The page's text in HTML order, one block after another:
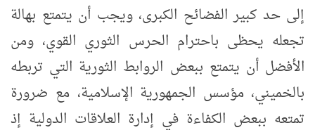
إلى حد كبير الفضائح الكبرى، ويجب أن يتمتع بهالة
تجعله يحظى باحترام الحرس الثوري القوي، ومن
الأفضل أن يتمتع ببعض الروابط الثورية التي تربطه
بالخميني، مؤسس الجمهورية الإسلامية، مع ضرورة
تمتعه ببعض الكفاءة في إدارة العلاقات الدولية إذ